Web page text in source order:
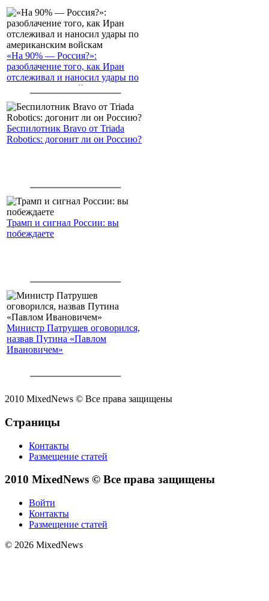
«На 90% — Россия?»:
разоблачение того, как Иран
отслеживал и наносил удары по
американским войскам
Беспилотник Bravo от Triada
Robotics: догонит ли он Россию?
Трамп и сигнал России: вы
побеждаете
Министр Патрушев оговорился,
назвав Путина «Павлом
Ивановичем»
2010 MixedNews © Все права защищены
Страницы
Контакты
Размещение статей
2010 MixedNews © Все права защищены
Войти
Контакты
Размещение статей
© 2026 MixedNews